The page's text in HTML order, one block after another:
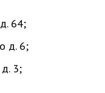
64;
д. 6;
3;